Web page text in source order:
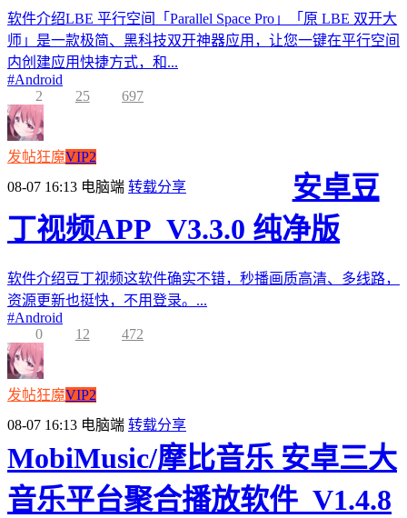
软件介绍LBE 平行空间「Parallel Space Pro」「原 LBE 双开大
师」是一款极简、黑科技双开神器应用，让您一键在平行空间
内创建应用快捷方式，和...
#Android
2
25 697
发帖狂魔VIP2
08-07 16:13 电脑端 转载分享
安卓豆
丁视频APP_V3.3.0 纯净版
软件介绍豆丁视频这软件确实不错，秒播画质高清、多线路，
资源更新也挺快，不用登录。...
#Android
0
12 472
发帖狂魔VIP2
08-07 16:13 电脑端 转载分享
MobiMusic/摩比音乐 安卓三大
音乐平台聚合播放软件_V1.4.8